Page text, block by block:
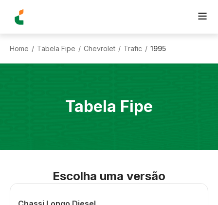
Home / Tabela Fipe / Chevrolet / Trafic / 1995
Tabela Fipe
Escolha uma versão